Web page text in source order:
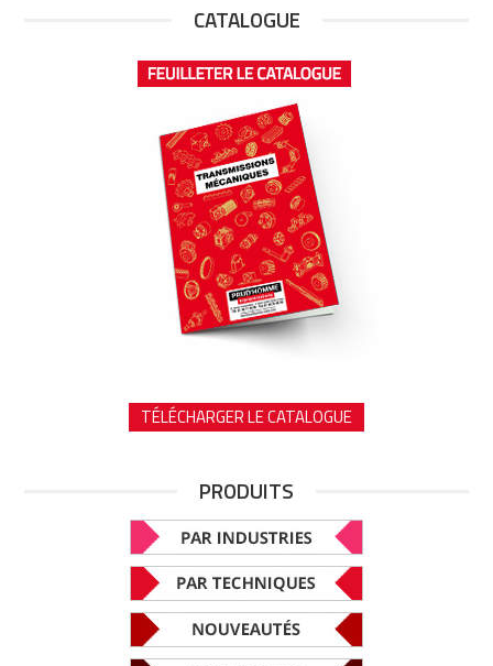
CATALOGUE
TÉLÉCHARGER LE CATALOGUE
PRODUITS